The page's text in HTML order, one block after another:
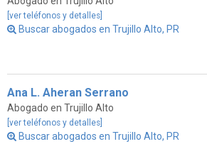
[ver teléfonos y detalles]
Buscar abogados en Trujillo Alto, PR
Ana L. Aheran Serrano
Abogado en Trujillo Alto
[ver teléfonos y detalles]
Buscar abogados en Trujillo Alto, PR